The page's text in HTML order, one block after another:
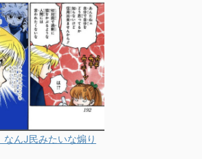
なんJ民みたいな煽り